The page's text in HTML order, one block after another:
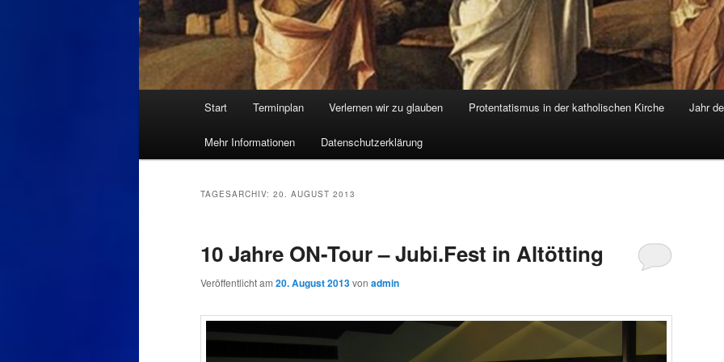
Start Terminplan Verlernen wir zu glauben Protentatismus in der katholischen Kirche Jahr
Mehr Informationen Datenschutzerklärung
TAGESARCHIV: 20. AUGUST 2013
10 Jahre ON-Tour – Jubi.Fest in Altötting
Veröffentlicht am 20. August 2013von admin